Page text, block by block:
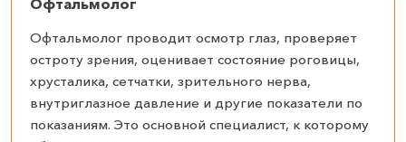
Офтальмолог
Офтальмолог проводит осмотр глаз, проверяет
остроту зрения, оценивает состояние роговицы,
хрусталика, сетчатки, зрительного нерва,
внутриглазное давление и другие показатели по
показаниям. Это основной специалист, к которому